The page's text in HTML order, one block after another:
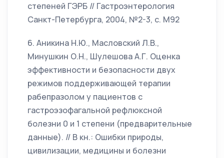
степеней ГЭРБ // Гастроэнтерология
Санкт-Петербурга, 2004, №2-3, с. М92
6. Аникина Н.Ю., Масловский Л.В.,
Минушкин О.Н., Шулешова А.Г. Оценка
эффективности и безопасности двух
режимов поддерживающей терапии
рабепразолом у пациентов с
гастроэзофагальной рефлюксной
болезни 0 и 1 степени (предварительные
данные). // В кн.: Ошибки природы,
цивилизации, медицины и болезни